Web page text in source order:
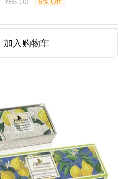
加入购物车